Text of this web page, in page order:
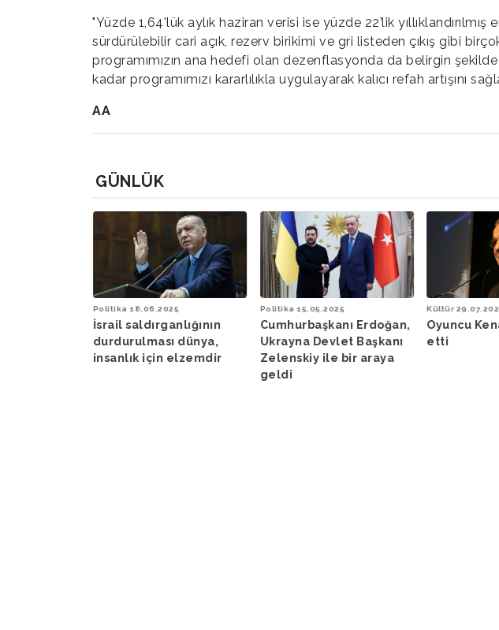
"Yüzde 1,64'lük aylık haziran verisi ise yüzde 22’lik
sürdürülebilir cari açık, rezerv birikimi ve gri listeden çıkış gibi
programımızın ana hedefi olan dezenflasyonda da belirgin
kadar programımızı kararlılıkla uygulayarak kalıcı refah artışını
AA
GÜNLÜK
Politika 18.06.2025
İsrail saldırganlığının
durdurulması dünya,
insanlık için elzemdir
Politika 15.05.2025
Cumhurbaşkanı Erdoğan,
Ukrayna Devlet Başkanı
Zelenskiy ile bir araya
geldi
Kültür
Oyuncu
etti